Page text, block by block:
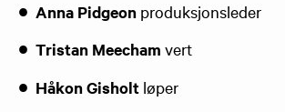
Anna Pidgeon produksjonsleder
Tristan Meecham vert
Håkon Gisholt løper